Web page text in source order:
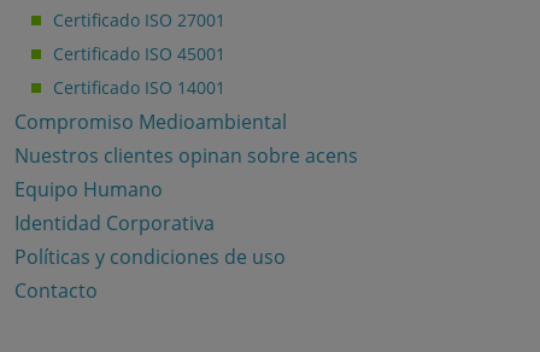
Certificado ISO 27001
Certificado ISO 45001
Certificado ISO 14001
Compromiso Medioambiental
Nuestros clientes opinan sobre acens
Equipo Humano
Identidad Corporativa
Políticas y condiciones de uso
Contacto